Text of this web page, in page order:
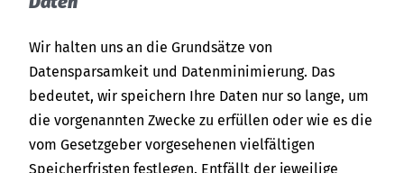
Wir halten uns an die Grundsätze von
Datensparsamkeit und Datenminimierung. Das
bedeutet, wir speichern Ihre Daten nur so lange, um
die vorgenannten Zwecke zu erfüllen oder wie es die
vom Gesetzgeber vorgesehenen vielfältigen
Speicherfristen festlegen. Entfällt der jeweilige